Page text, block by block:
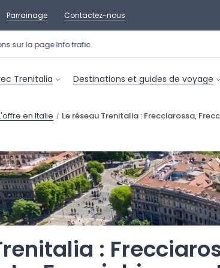
Parrainage Contactez-nous
la page Info trafic.
Trenitalia Destinations et guides de voyage
en Italie / Le réseau Trenitalia : Frecciarossa,
: